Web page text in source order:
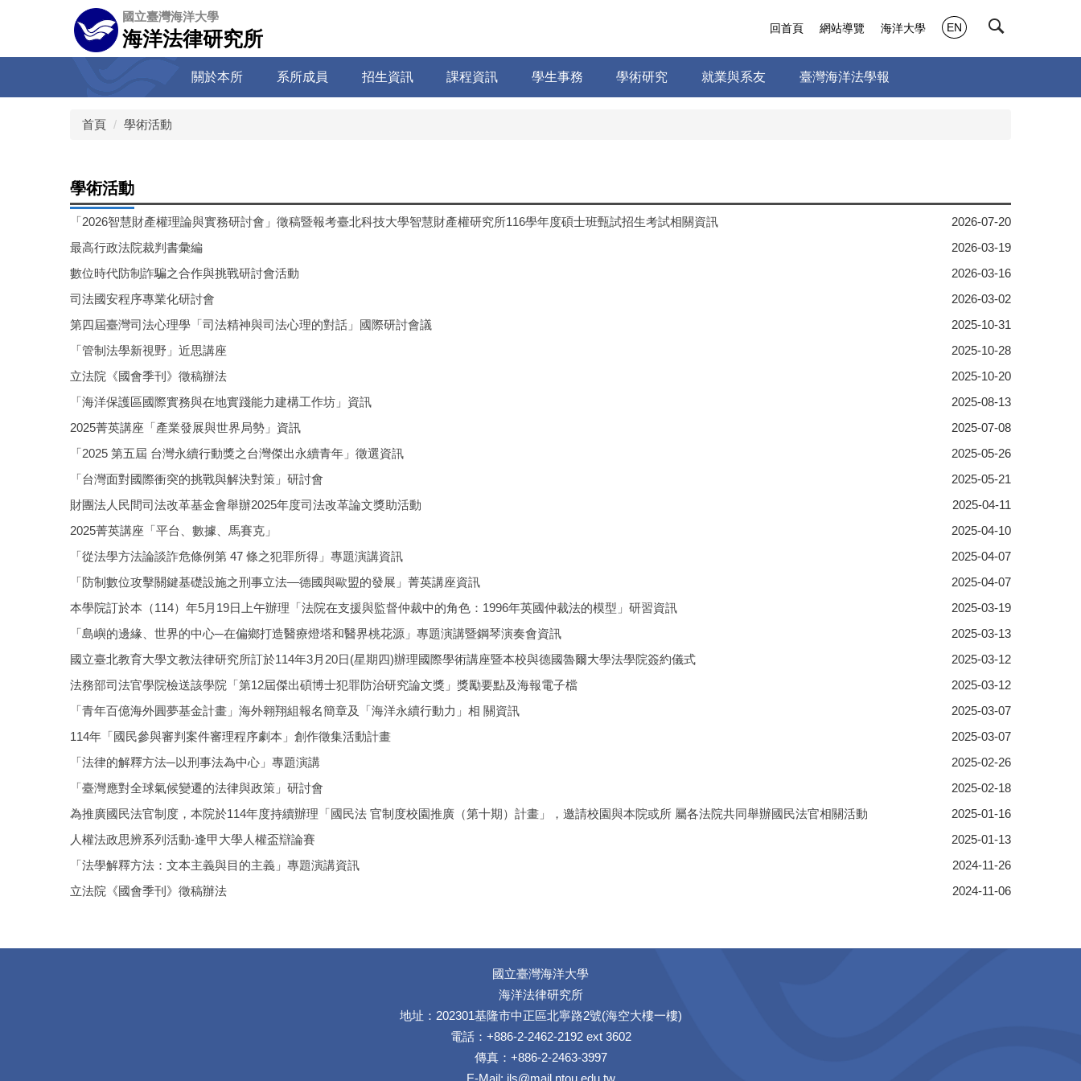
容
國立臺灣海洋大學
海洋法律研究所
關於本所 系所成員 招生資訊 課程資訊 學生事務 學術研究 就業與系友 臺灣海洋法學報
回首頁 網站導覽 海洋大學 EN
首頁 學術活動
學術活動
「2026智慧財產權理論與實務研討會」徵稿暨報考臺北科技大學智慧財產權研究所116學年度碩士班甄試招生考試相關資訊
2026-07-20
最高行政法院裁判書彙編
2026-03-19
數位時代防制詐騙之合作與挑戰研討會活動
2026-03-16
司法國安程序專業化研討會
2026-03-02
第四屆臺灣司法心理學「司法精神與司法心理的對話」國際研討會議
2025-10-31
「管制法學新視野」近思講座
2025-10-28
立法院《國會季刊》徵稿辦法
2025-10-20
「海洋保護區國際實務與在地實踐能力建構工作坊」資訊
2025-08-13
2025菁英講座「產業發展與世界局勢」資訊
2025-07-08
「2025 第五屆 台灣永續行動獎之台灣傑出永續青年」徵選資訊
2025-05-26
「台灣面對國際衝突的挑戰與解決對策」研討會
2025-05-21
財團法人民間司法改革基金會舉辦2025年度司法改革論文獎助活動
2025-04-11
2025菁英講座「平台、數據、馬賽克」
2025-04-10
「從法學方法論談詐危條例第 47 條之犯罪所得」專題演講資訊
2025-04-07
「防制數位攻擊關鍵基礎設施之刑事立法—德國與歐盟的發展」菁英講座資訊
2025-04-07
本學院訂於本（114）年5月19日上午辦理「法院在支援與監督仲裁中的角色：1996年英國仲裁法的模型」研習資訊
2025-03-19
「島嶼的邊緣、世界的中心─在偏鄉打造醫療燈塔和醫界桃花源」專題演講暨鋼琴演奏會資訊
2025-03-13
​國立臺北教育大學文教法律研究所訂於114年3月20日(星期四)辦理國際學術講座暨本校與德國魯爾大學法學院簽約儀式
2025-03-12
法務部司法官學院檢送該學院「第12屆傑出碩博士犯罪防治研究論文獎」獎勵要點及海報電子檔
2025-03-12
「青年百億海外圓夢基金計畫」海外翱翔組報名簡章及「海洋永續行動力」相 關資訊
2025-03-07
114年「國民參與審判案件審理程序劇本」創作徵集活動計畫
2025-03-07
「法律的解釋方法─以刑事法為中心」專題演講
2025-02-26
「臺灣應對全球氣候變遷的法律與政策」研討會
2025-02-18
為推廣國民法官制度，本院於114年度持續辦理「國民法 官制度校園推廣（第十期）計畫」，邀請校園與本院或所 屬各法院共同舉辦國民法官相關活動
2025-01-16
人權法政思辨系列活動-逢甲大學人權盃辯論賽
2025-01-13
「法學解釋方法：文本主義與目的主義」專題演講資訊
2024-11-26
立法院《國會季刊》徵稿辦法
2024-11-06
國立臺灣海洋大學
海洋法律研究所
地址：202301基隆市中正區北寧路2號(海空大樓一樓)
電話：+886-2-2462-2192 ext 3602
傳真：+886-2-2463-3997
E-Mail: ils@mail.ntou.edu.tw